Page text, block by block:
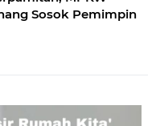
Sosok Pemimpin